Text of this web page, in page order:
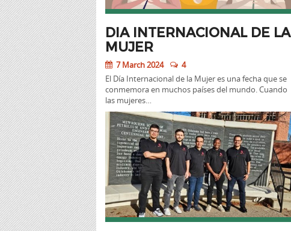
DIA INTERNACIONAL DE LA
MUJER
7 March 2024
4
El Día Internacional de la Mujer es una fecha que se
conmemora en muchos países del mundo. Cuando
las mujeres…